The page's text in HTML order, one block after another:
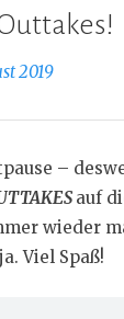
2019
–
auf
wieder
Viel Spaß!